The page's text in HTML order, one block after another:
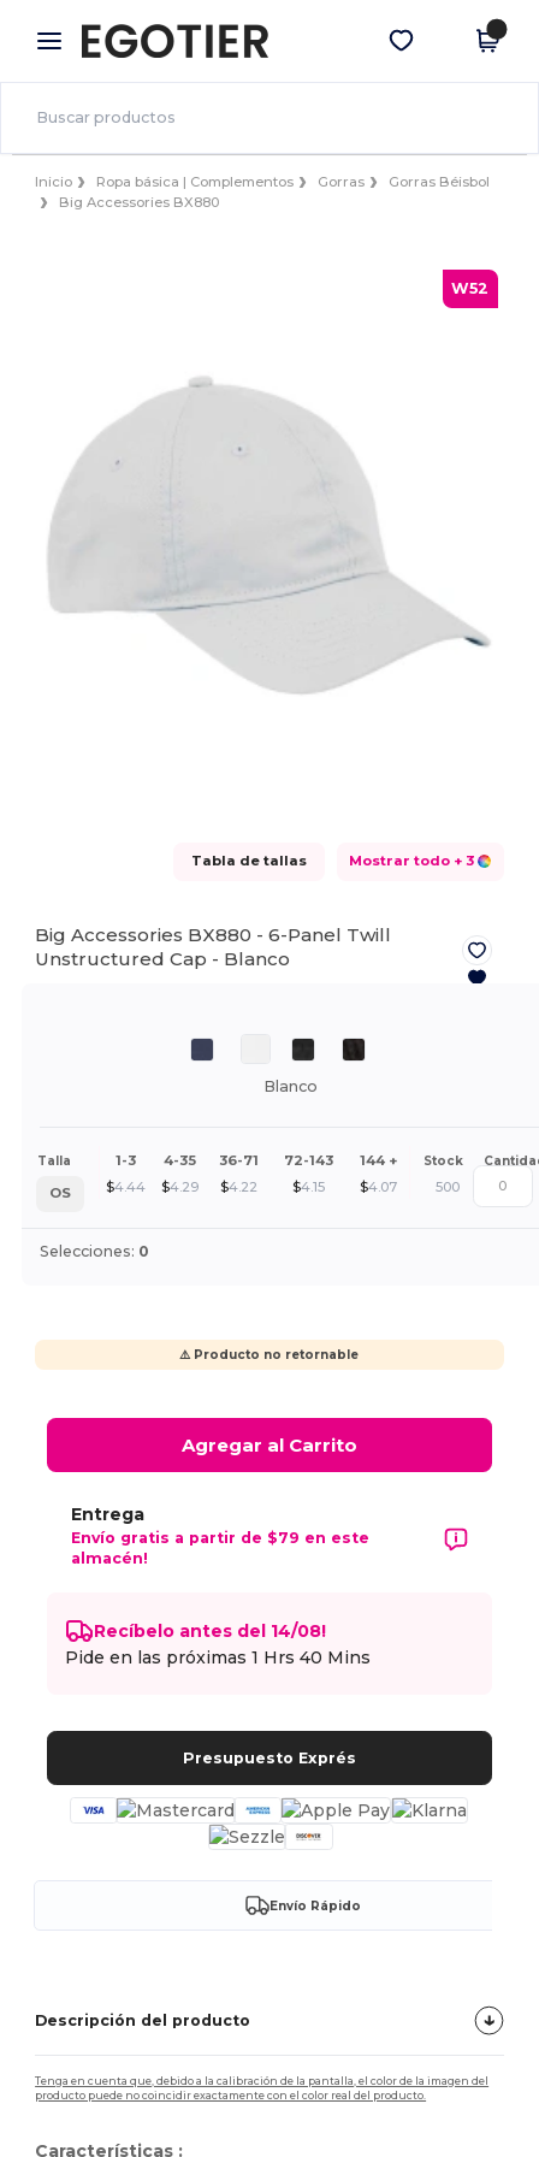
× App de Egotier
¡Mejores precios en app!
Descargar app
Inicio Ropa básica | Complementos Gorras
Gorras Béisbol
Big Accessories BX880
W52
Tabla de tallas Mostrar todo + 3
Big Accessories BX880 - 6-Panel Twill
Unstructured Cap - Blanco
Blanco
Talla 1-3 4-35 36-71 72-143 144 + Stock
OS $4.44 $4.29 $4.22 $4.15 $4.07 500
Selecciones: 0
⚠️ Producto no retornable
Agregar al Carrito
Entrega
Envío gratis a partir de $79 en este
almacén!
Recíbelo antes del 14/08!
Pide en las próximas1 Hrs 40 Mins
Presupuesto Exprés
Envío Rápido
Descripción del producto
Tenga en cuenta que, debido a la calibración de la pantalla, el color de la imagen del
producto puede no coincidir exactamente con el color real del producto.
Características :